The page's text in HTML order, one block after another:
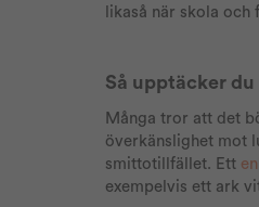
likaså när skola
Så upptäcker du
Många tror att det
överkänslighet mot
smittotillfället. Ett
exempelvis ett ark